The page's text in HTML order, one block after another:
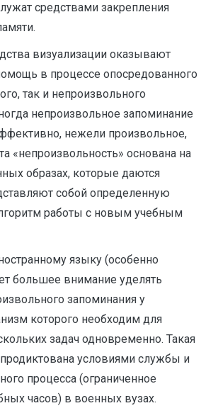
средствами закрепления
визуализации оказывают
в процессе опосредованного
так и непроизвольного
непроизвольное запоминание
нежели произвольное,
«непроизвольность» основана на
образах, которые даются
собой определенную
работы с новым учебным
языку (особенно
большее внимание уделять
запоминания у
которого необходим для
задач одновременно. Такая
условиями службы и
процесса (ограниченное
часов) в военных вузах.